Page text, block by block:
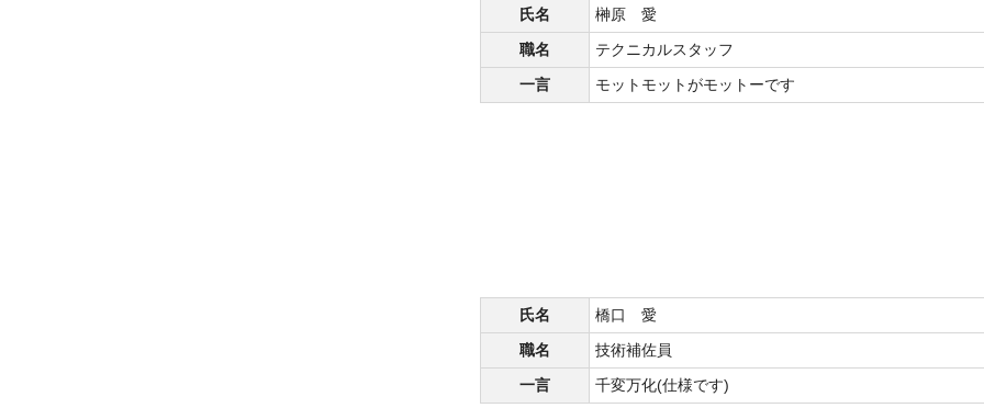
氏名
榊原 愛
職名
テクニカルスタッフ
一言
モットモットがモットーです
氏名
橋口 愛
職名
技術補佐員
一言
千変万化(仕様です)